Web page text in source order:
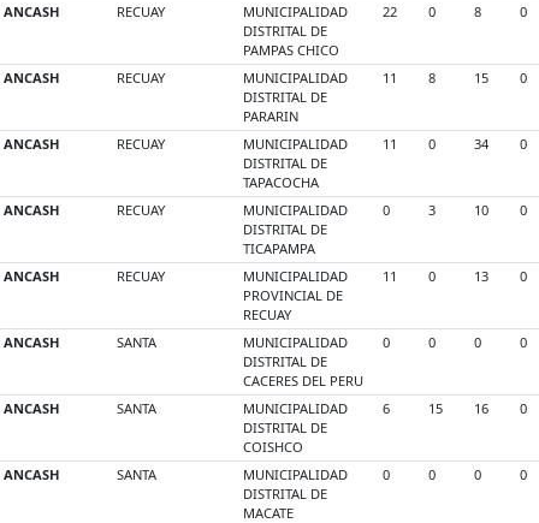
ANCASH RECUAY
MUNICIPALIDAD
DISTRITAL DE
PAMPAS CHICO
22 0 8 0
ANCASH RECUAY
MUNICIPALIDAD
DISTRITAL DE
PARARIN
11 8 15 0
ANCASH RECUAY
MUNICIPALIDAD
DISTRITAL DE
TAPACOCHA
11 0 34 0
ANCASH RECUAY
MUNICIPALIDAD
DISTRITAL DE
TICAPAMPA
0 3 10 0
ANCASH RECUAY
MUNICIPALIDAD
PROVINCIAL DE
RECUAY
11 0 13 0
ANCASH SANTA
MUNICIPALIDAD
DISTRITAL DE
CACERES DEL PERU
0 0 0 0
ANCASH SANTA
MUNICIPALIDAD
DISTRITAL DE
COISHCO
6 15 16 0
ANCASH SANTA
MUNICIPALIDAD
DISTRITAL DE
MACATE
0 0 0 0